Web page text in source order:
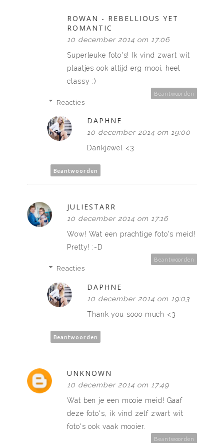
ROWAN - REBELLIOUS YET
ROMANTIC
10 december 2014 om 17:06
Superleuke foto's! Ik vind zwart wit
plaatjes ook altijd erg mooi, heel
classy :)
Beantwoorden
Reacties
DAPHNE
10 december 2014 om 19:00
Dankjewel <3
Beantwoorden
JULIESTARR
10 december 2014 om 17:16
Wow! Wat een prachtige foto's meid!
Pretty! :-D
Beantwoorden
Reacties
DAPHNE
10 december 2014 om 19:03
Thank you sooo much <3
Beantwoorden
UNKNOWN
10 december 2014 om 17:49
Wat ben je een mooie meid! Gaaf
deze foto's, ik vind zelf zwart wit
foto's ook vaak mooier.
Beantwoorden